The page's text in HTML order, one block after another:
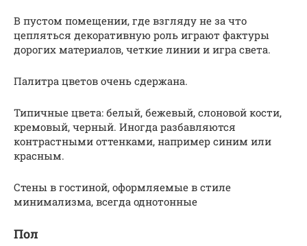
В пустом помещении, где взгляду не за что
цепляться декоративную роль играют фактуры
дорогих материалов, четкие линии и игра света.
Палитра цветов очень сдержана.
Типичные цвета: белый, бежевый, слоновой кости,
кремовый, черный. Иногда разбавляются
контрастными оттенками, например синим или
красным.
Стены в гостиной, оформляемые в стиле
минимализма, всегда однотонные
Пол